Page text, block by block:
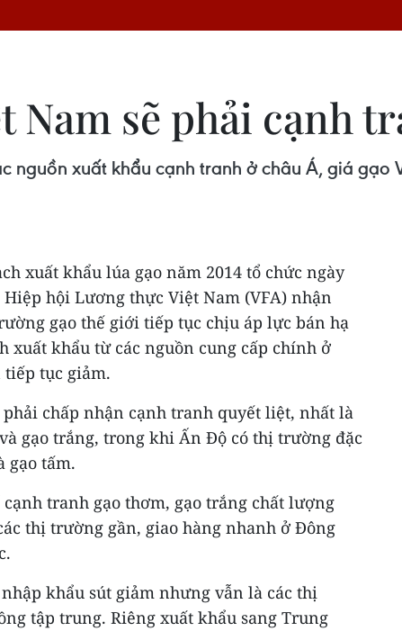
Nam sẽ phải cạnh
nguồn xuất khẩu cạnh tranh ở châu Á, giá gạo
xuất khẩu lúa gạo năm 2014 tổ chức ngày
hội Lương thực Việt Nam (VFA) nhận
gạo thế giới tiếp tục chịu áp lực bán hạ
xuất khẩu từ các nguồn cung cấp chính ở
tiếp tục giảm.
chấp nhận cạnh tranh quyết liệt, nhất là
gạo trắng, trong khi Ấn Độ có thị trường đặc
gạo tấm.
tranh gạo thơm, gạo trắng chất lượng
thị trường gần, giao hàng nhanh ở Đông
khẩu sút giảm nhưng vẫn là các thị
tập trung. Riêng xuất khẩu sang Trung